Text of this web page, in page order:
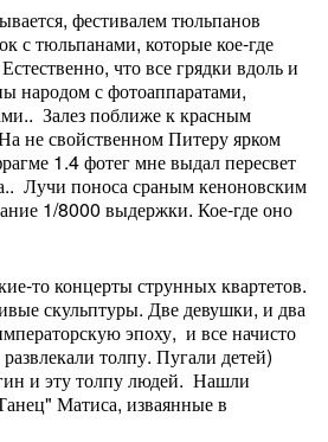
фестивалем тюльпанов
с тюльпанами, которые кое-где
что все грядки вдоль и
народом с фотоаппаратами,
Залез поближе к красным
не свойственном Питеру ярком
1.4 фотег мне выдал пересвет
Лучи поноса сраным кеноновским
1/8000 выдержки. Кое-где оно
то концерты струнных квартетов.
скульптуры. Две девушки, и два
эпоху, и все начисто
толпу. Пугали детей)
и эту толпу людей. Нашли
Матиса, изваянные в